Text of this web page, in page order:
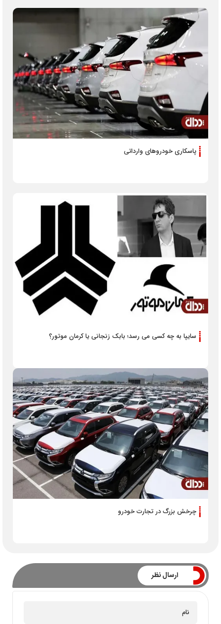
پاسکاری خودروهای وارداتی
سایپا به چه کسی می رسد؛ بابک زنجانی یا کرمان موتور؟
چرخش بزرگ در تجارت خودرو
ارسال نظر